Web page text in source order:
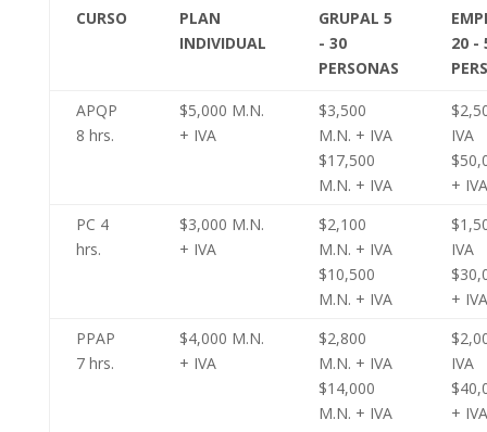
CURSO
PLAN
INDIVIDUAL
GRUPAL 5
- 30
PERSONAS
20 -
APQP
8 hrs.
$5,000 M.N.
+ IVA
$3,500
M.N. + IVA
$17,500
M.N. + IVA
IVA
+ IVA
PC 4
hrs.
$3,000 M.N.
+ IVA
$2,100
M.N. + IVA
$10,500
M.N. + IVA
IVA
+ IVA
PPAP
7 hrs.
$4,000 M.N.
+ IVA
$2,800
M.N. + IVA
$14,000
M.N. + IVA
IVA
+ IVA